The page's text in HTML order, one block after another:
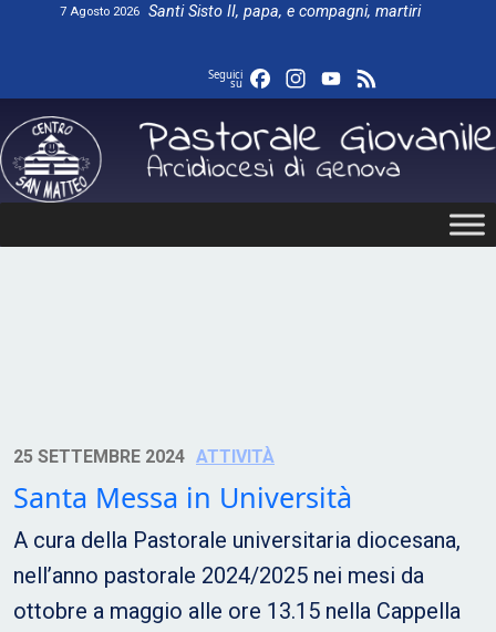
7 Agosto 2026 Santi Sisto II, papa, e compagni, martiri
Seguici
su FacebookInstagram
YouTube
25 SETTEMBRE 2024 ATTIVITÀ
Santa Messa in Università
A cura della Pastorale universitaria diocesana,
nell’anno pastorale 2024/2025 nei mesi da
ottobre a maggio alle ore 13.15 nella Cappella